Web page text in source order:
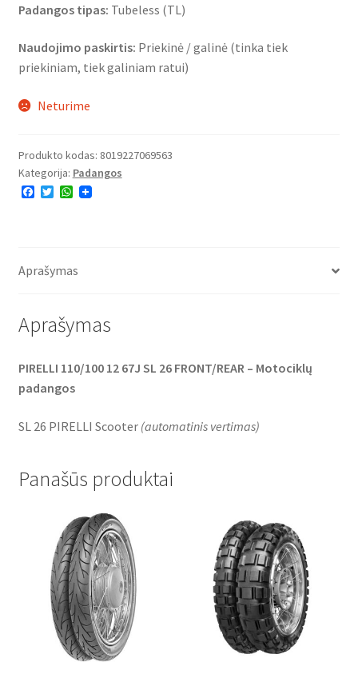
Padangos tipas: Tubeless (TL)
Naudojimo paskirtis: Priekinė / galinė (tinka tiek
priekiniam, tiek galiniam ratui)
Neturime
Produkto kodas: 8019227069563
Kategorija: Padangos
F
o
T
r
W
p
Aprašymas
Aprašymas
PIRELLI 110/100 12 67J SL 26 FRONT/REAR – Motociklų
padangos
SL 26 PIRELLI Scooter (automatinis vertimas)
Panašūs produktai